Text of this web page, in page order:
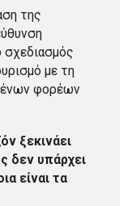
της
σχεδιασμός
με τη
φορέων
ξεκινάει
δεν υπάρχει
είναι τα